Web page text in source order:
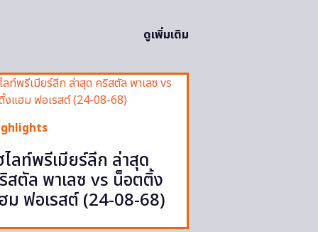
ดูเพิ่มเติม
ไลท์พรีเมียร์ลีก ล่าสุด
สตัล พาเลซ vs น็อตติ้ง
ม ฟอเรสต์ (24-08-68)